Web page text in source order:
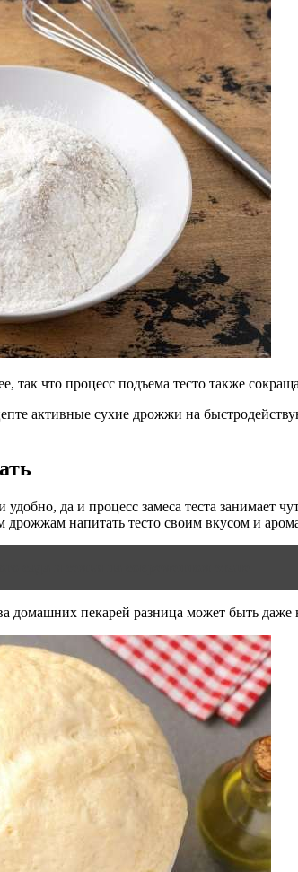
так что процесс подъема тесто также
активные сухие дрожжи на
да и процесс замеса теста
дрожжам напитать тесто своим вкусом и
домашних пекарей разница может быть